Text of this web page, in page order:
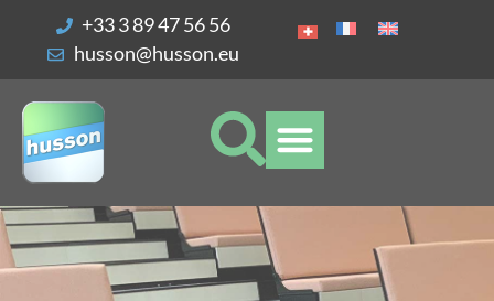
Ihre Cookie-Einstellungen
+33 3 89 47 56 56
husson@husson.eu